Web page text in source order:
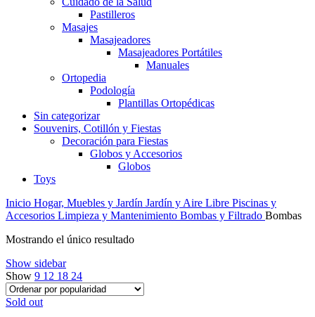
Pastilleros
Masajes
Masajeadores
Masajeadores Portátiles
Manuales
Ortopedia
Podología
Plantillas Ortopédicas
Sin categorizar
Souvenirs, Cotillón y Fiestas
Decoración para Fiestas
Globos y Accesorios
Globos
Toys
Inicio Hogar, Muebles y Jardín Jardín y Aire Libre Piscinas y
Accesorios Limpieza y Mantenimiento Bombas y Filtrado Bombas
Mostrando el único resultado
Show sidebar
Show 9 12 18 24
Sold out